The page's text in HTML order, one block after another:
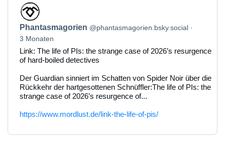
Beitrag
von
Phantasmagorien
auf
Bluesky
ansehen
Phantasmagorien @phantasmagorien.bsky.social
3 Monaten
Link: The life of PIs: the strange case of 2026’s resurgence
of hard-boiled detectives
Der Guardian sinniert im Schatten von Spider Noir über die
Rückkehr der hartgesottenen Schnüffler:The life of PIs: the
strange case of 2026’s resurgence of...
https://www.mordlust.de/link-the-life-of-pis/